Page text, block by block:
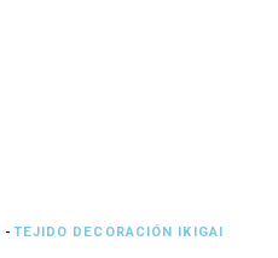
-TEJIDO DECORACIÓN IKIGAI